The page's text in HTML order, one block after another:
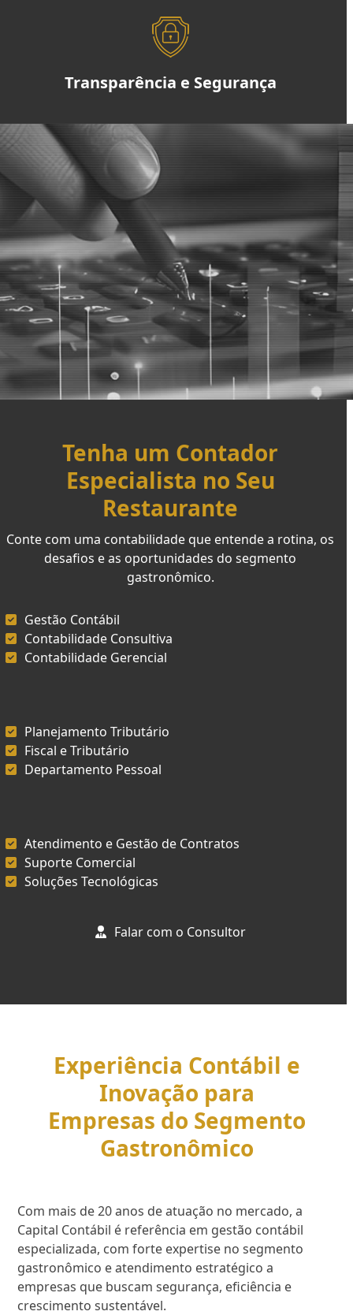
Transparência e Segurança
Tenha um Contador
Especialista no Seu
Restaurante
Conte com uma contabilidade que entende a rotina, os
desafios e as oportunidades do segmento
gastronômico.
Gestão Contábil
Contabilidade Consultiva
Contabilidade Gerencial
Planejamento Tributário
Fiscal e Tributário
Departamento Pessoal
Atendimento e Gestão de Contratos
Suporte Comercial
Soluções Tecnológicas
Falar com o Consultor
Experiência Contábil e
Inovação para
Empresas do Segmento
Gastronômico
Com mais de 20 anos de atuação no mercado, a
Capital Contábil é referência em gestão contábil
especializada, com forte expertise no segmento
gastronômico e atendimento estratégico a
empresas que buscam segurança, eficiência e
crescimento sustentável.